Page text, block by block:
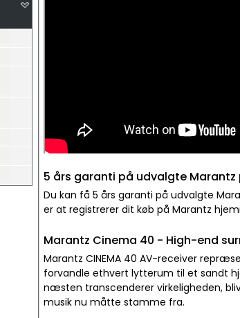
5 års garanti på udvalgte
Du kan få 5 års garanti på udvalgte
er at registrerer dit køb på Marantz
Marantz Cinema 40 - High-end
Marantz CINEMA 40 AV-receiver
forvandle ethvert lytterum til et sandt
næsten transcenderer virkeligheden,
musik nu måtte stamme fra.